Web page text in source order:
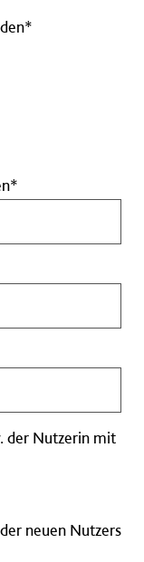
des/der
Pflichtfeld
der
Mail
Vertragsinhabenden
Pflichtfeld
der Nutzerin mit
neuen Nutzers